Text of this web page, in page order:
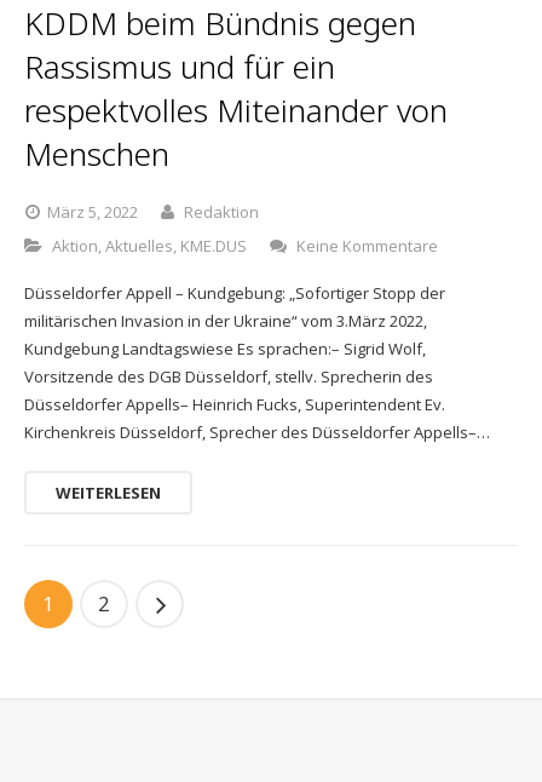
KDDM beim Bündnis gegen
Rassismus und für ein
respektvolles Miteinander von
Menschen
März 5, 2022
Redaktion
Aktion,Aktuelles, KME.DUS Keine Kommentare
Düsseldorfer Appell – Kundgebung: „Sofortiger Stopp der
militärischen Invasion in der Ukraine“ vom 3.März 2022,
Kundgebung Landtagswiese Es sprachen:– Sigrid Wolf,
Vorsitzende des DGB Düsseldorf, stellv. Sprecherin des
Düsseldorfer Appells– Heinrich Fucks, Superintendent Ev.
Kirchenkreis Düsseldorf, Sprecher des Düsseldorfer Appells–…
WEITERLESEN
1 2